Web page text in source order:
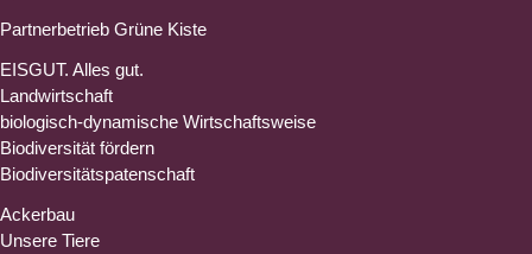
Partnerbetrieb Grüne Kiste
EISGUT. Alles gut.
Landwirtschaft
biologisch-dynamische Wirtschaftsweise
Biodiversität fördern
Biodiversitätspatenschaft
Ackerbau
Unsere Tiere